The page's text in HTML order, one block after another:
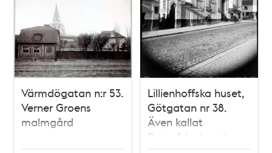
Värmdögatan n:r 53.
Verner Groens
malmgård
Lillienhoffska huset,
Götgatan nr 38.
Även kallat
Rumpfska huset